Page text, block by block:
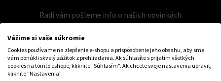
Radi vám pošleme info o našich novinkách
Vážime si vaše súkromie
Cookies používame na zlepšenie e-shopu a prispôsobenie jeho obsahu, aby sme
vám ponúkli skvelý zážitok z prehliadania. Ak súhlasíte s prijatím všetkých
cookies na tomto eshope, kliknite "Súhlasím". Ak chcete svoje nastavenia upraviť,
kliknite "Nastavenia".